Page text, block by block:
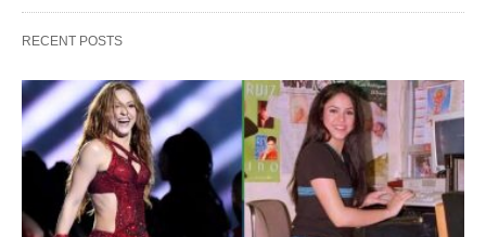
RECENT POSTS